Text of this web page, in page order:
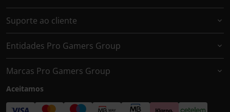
Suporte ao cliente
Entidades Pro Gamers Group
Marcas Pro Gamers Group
Aceitamos